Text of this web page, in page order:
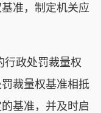
准，制定机关应
政处罚裁量权
裁量权基准相抵
基准，并及时启